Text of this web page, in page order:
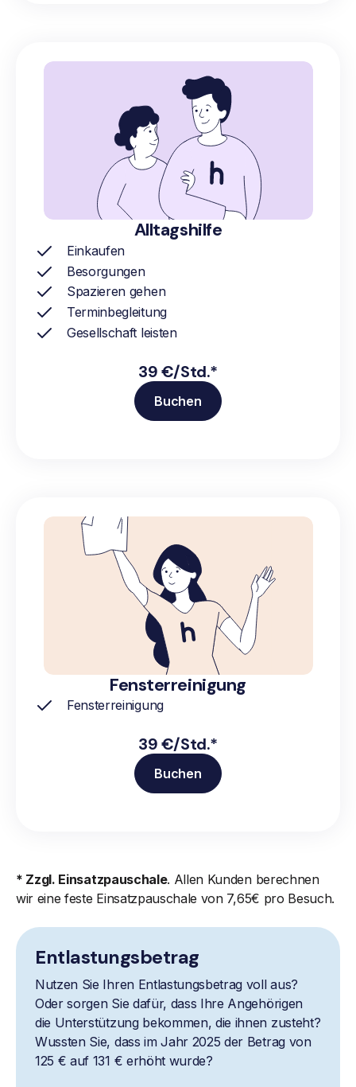
Alltagshilfe
Einkaufen
Besorgungen
Spazieren gehen
Terminbegleitung
Gesellschaft leisten
39 €/Std.*
Buchen
Fensterreinigung
Fensterreinigung
39 €/Std.*
Buchen
* Zzgl. Einsatzpauschale. Allen Kunden berechnen
wir eine feste Einsatzpauschale von 7,65€ pro Besuch.
Entlastungsbetrag
Nutzen Sie Ihren Entlastungsbetrag voll aus?
Oder sorgen Sie dafür, dass Ihre Angehörigen
die Unterstützung bekommen, die ihnen zusteht?
Wussten Sie, dass im Jahr 2025 der Betrag von
125 € auf 131 € erhöht wurde?